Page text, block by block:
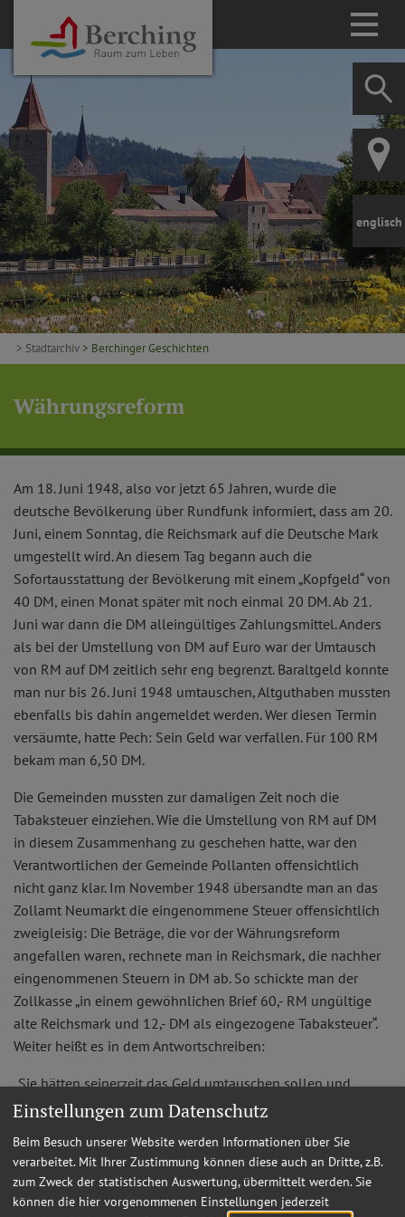
englisch
> Stadtarchiv > Berchinger Geschichten
Währungsreform
Am 18. Juni 1948, also vor jetzt 65 Jahren, wurde die
deutsche Bevölkerung über Rundfunk informiert, dass am 20.
Juni, einem Sonntag, die Reichsmark auf die Deutsche Mark
umgestellt wird. An diesem Tag begann auch die
Sofortausstattung der Bevölkerung mit einem „Kopfgeld“ von
40 DM, einen Monat später mit noch einmal 20 DM. Ab 21.
Juni war dann die DM alleingültiges Zahlungsmittel. Anders
als bei der Umstellung von DM auf Euro war der Umtausch
von RM auf DM zeitlich sehr eng begrenzt. Baraltgeld konnte
man nur bis 26. Juni 1948 umtauschen, Altguthaben mussten
ebenfalls bis dahin angemeldet werden. Wer diesen Termin
versäumte, hatte Pech: Sein Geld war verfallen. Für 100 RM
bekam man 6,50 DM.
Die Gemeinden mussten zur damaligen Zeit noch die
Tabaksteuer einziehen. Wie die Umstellung von RM auf DM
in diesem Zusammenhang zu geschehen hatte, war den
Verantwortlichen der Gemeinde Pollanten offensichtlich
nicht ganz klar. Im November 1948 übersandte man an das
Zollamt Neumarkt die eingenommene Steuer offensichtlich
zweigleisig: Die Beträge, die vor der Währungsreform
angefallen waren, rechnete man in Reichsmark, die nachher
eingenommenen Steuern in DM ab. So schickte man der
Zollkasse „in einem gewöhnlichen Brief 60,- RM ungültige
alte Reichsmark und 12,- DM als eingezogene Tabaksteuer“.
Weiter heißt es in dem Antwortschreiben:
„Sie hätten seinerzeit das Geld umtauschen sollen und
können. Die 60 ungültigen RM folgen anbei zurück. Die
Ich werde über die Angelegenheit dem Herrn Landrat
berichten.“
Einstellungen zum Datenschutz
Beim Besuch unserer Website werden Informationen über Sie
verarbeitet. Mit Ihrer Zustimmung können diese auch an Dritte, z.B.
zum Zweck der statistischen Auswertung, übermittelt werden. Sie
können die hier vorgenommenen Einstellungen jederzeit